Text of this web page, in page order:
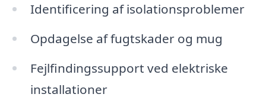
Identificering af isolationsproblemer
Opdagelse af fugtskader og mug
Fejlfindingssupport ved elektriske
installationer